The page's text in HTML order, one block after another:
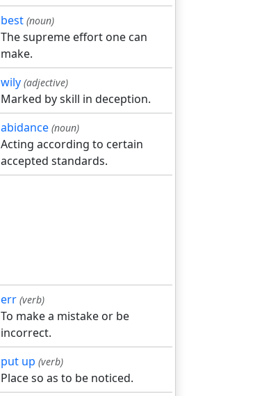
best (noun)
The supreme effort one can
make.
wily (adjective)
Marked by skill in deception.
abidance (noun)
Acting according to certain
accepted standards.
err (verb)
To make a mistake or be
incorrect.
put up (verb)
Place so as to be noticed.